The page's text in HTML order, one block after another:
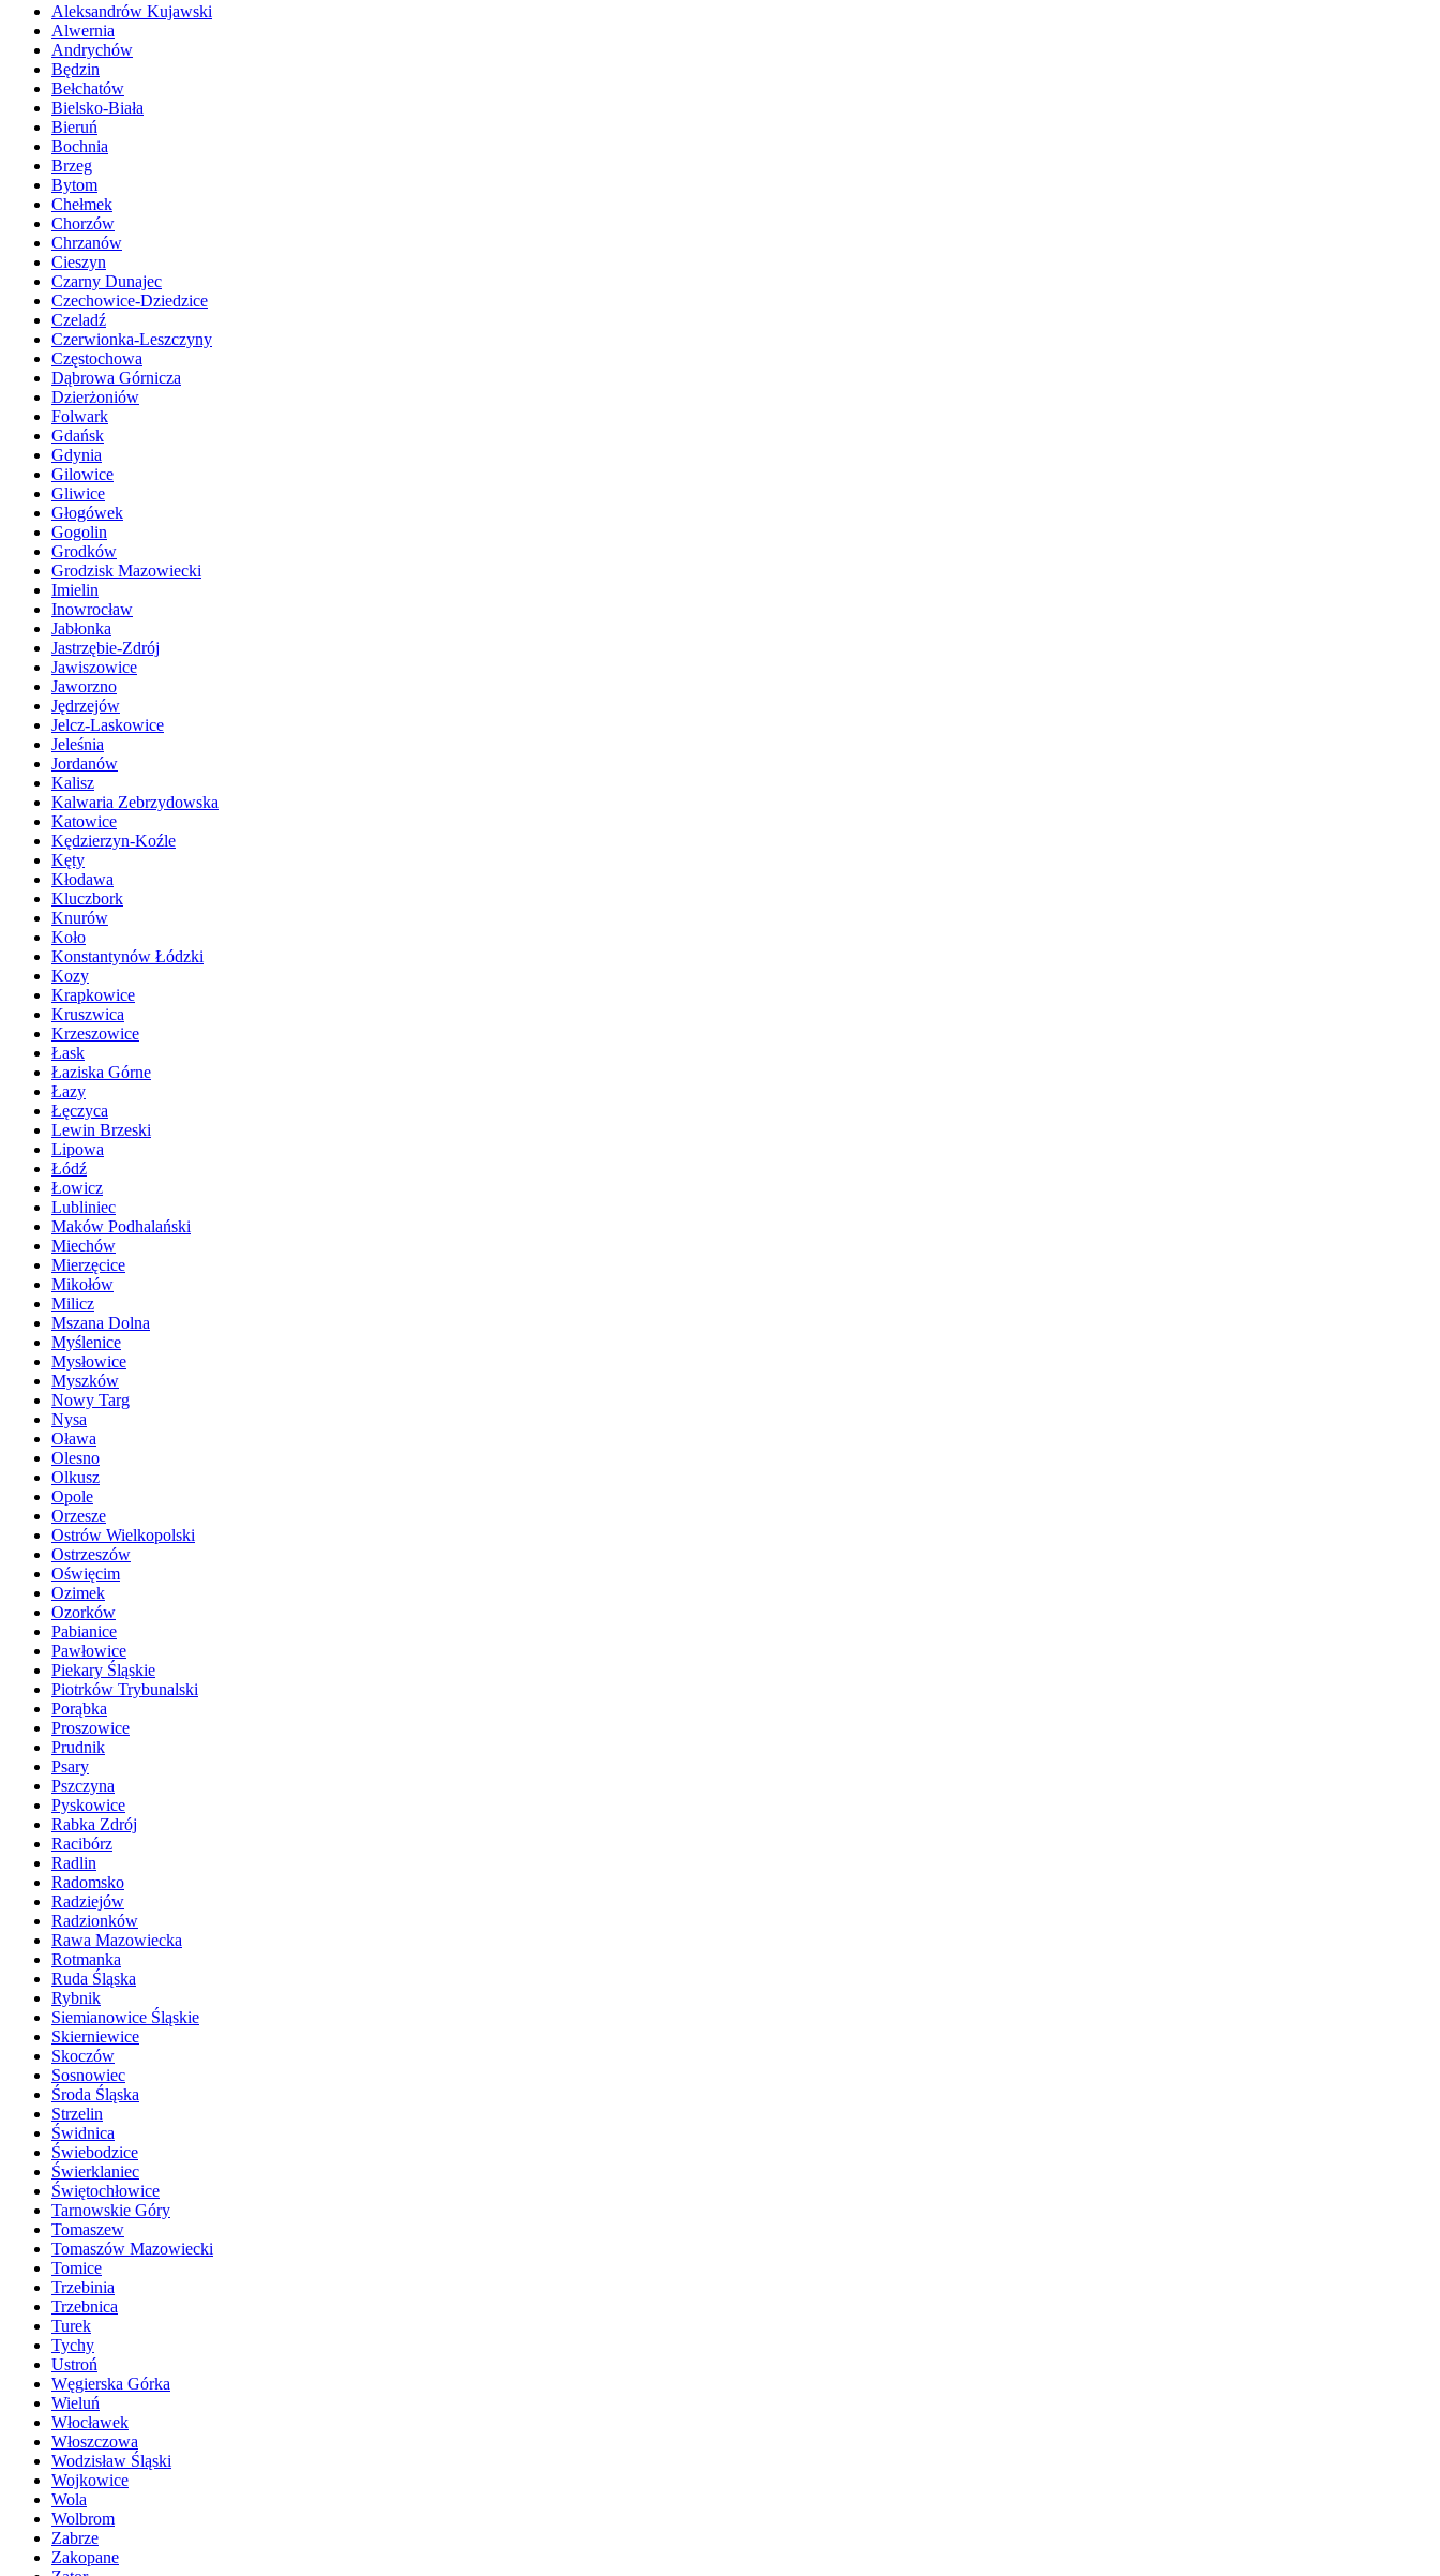
Aleksandrów Kujawski
Alwernia
Andrychów
Będzin
Bełchatów
Bielsko-Biała
Bieruń
Bochnia
Brzeg
Bytom
Chełmek
Chorzów
Chrzanów
Cieszyn
Czarny Dunajec
Czechowice-Dziedzice
Czeladź
Czerwionka-Leszczyny
Częstochowa
Dąbrowa Górnicza
Dzierżoniów
Folwark
Gdańsk
Gdynia
Gilowice
Gliwice
Głogówek
Gogolin
Grodków
Grodzisk Mazowiecki
Imielin
Inowrocław
Jabłonka
Jastrzębie-Zdrój
Jawiszowice
Jaworzno
Jędrzejów
Jelcz-Laskowice
Jeleśnia
Jordanów
Kalisz
Kalwaria Zebrzydowska
Katowice
Kędzierzyn-Koźle
Kęty
Kłodawa
Kluczbork
Knurów
Koło
Konstantynów Łódzki
Kozy
Krapkowice
Kruszwica
Krzeszowice
Łask
Łaziska Górne
Łazy
Łęczyca
Lewin Brzeski
Lipowa
Łódź
Łowicz
Lubliniec
Maków Podhalański
Miechów
Mierzęcice
Mikołów
Milicz
Mszana Dolna
Myślenice
Mysłowice
Myszków
Nowy Targ
Nysa
Oława
Olesno
Olkusz
Opole
Orzesze
Ostrów Wielkopolski
Ostrzeszów
Oświęcim
Ozimek
Ozorków
Pabianice
Pawłowice
Piekary Śląskie
Piotrków Trybunalski
Porąbka
Proszowice
Prudnik
Psary
Pszczyna
Pyskowice
Rabka Zdrój
Racibórz
Radlin
Radomsko
Radziejów
Radzionków
Rawa Mazowiecka
Rotmanka
Ruda Śląska
Rybnik
Siemianowice Śląskie
Skierniewice
Skoczów
Sosnowiec
Środa Śląska
Strzelin
Świdnica
Świebodzice
Świerklaniec
Świętochłowice
Tarnowskie Góry
Tomaszew
Tomaszów Mazowiecki
Tomice
Trzebinia
Trzebnica
Turek
Tychy
Ustroń
Węgierska Górka
Wieluń
Włocławek
Włoszczowa
Wodzisław Śląski
Wojkowice
Wola
Wolbrom
Zabrze
Zakopane